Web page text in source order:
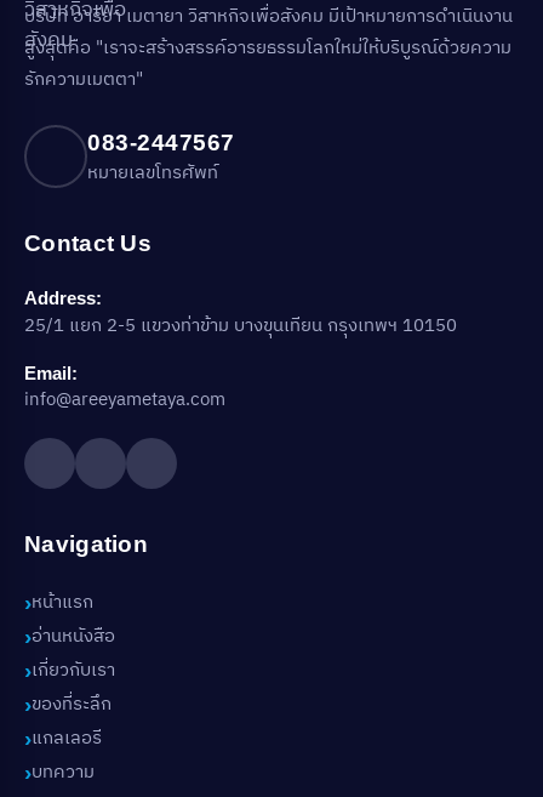
บริษัท อารียา เมตายา วิสาหกิจเพื่อสังคม มีเป้าหมายการดำเนินงาน
สูงสุดคือ "เราจะสร้างสรรค์อารยธรรมโลกใหม่ให้บริบูรณ์ด้วยความ
รักความเมตตา"
083-2447567
หมายเลขโทรศัพท์
Contact Us
Address:
25/1 แยก 2-5 แขวงท่าข้าม บางขุนเทียน กรุงเทพฯ 10150
Email:
info@areeyametaya.com
Navigation
หน้าแรก
อ่านหนังสือ
เกี่ยวกับเรา
ของที่ระลึก
แกลเลอรี
บทความ